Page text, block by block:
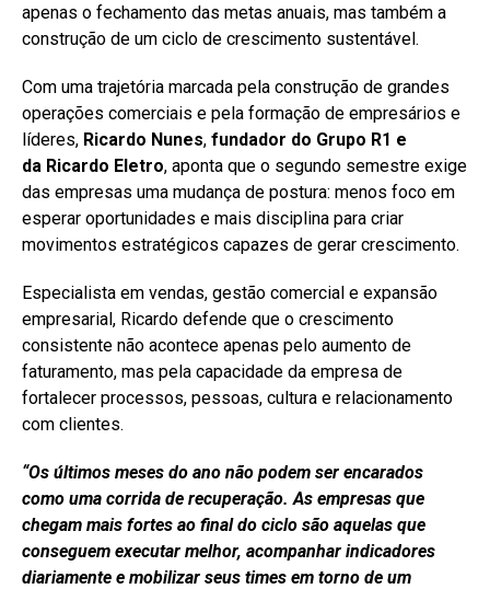
apenas o fechamento das metas anuais, mas também a
construção de um ciclo de crescimento sustentável.
Com uma trajetória marcada pela construção de grandes
operações comerciais e pela formação de empresários e
líderes, Ricardo Nunes, fundador do Grupo R1 e
da Ricardo Eletro, aponta que o segundo semestre exige
das empresas uma mudança de postura: menos foco em
esperar oportunidades e mais disciplina para criar
movimentos estratégicos capazes de gerar crescimento.
Especialista em vendas, gestão comercial e expansão
empresarial, Ricardo defende que o crescimento
consistente não acontece apenas pelo aumento de
faturamento, mas pela capacidade da empresa de
fortalecer processos, pessoas, cultura e relacionamento
com clientes.
“Os últimos meses do ano não podem ser encarados
como uma corrida de recuperação. As empresas que
chegam mais fortes ao final do ciclo são aquelas que
conseguem executar melhor, acompanhar indicadores
diariamente e mobilizar seus times em torno de um